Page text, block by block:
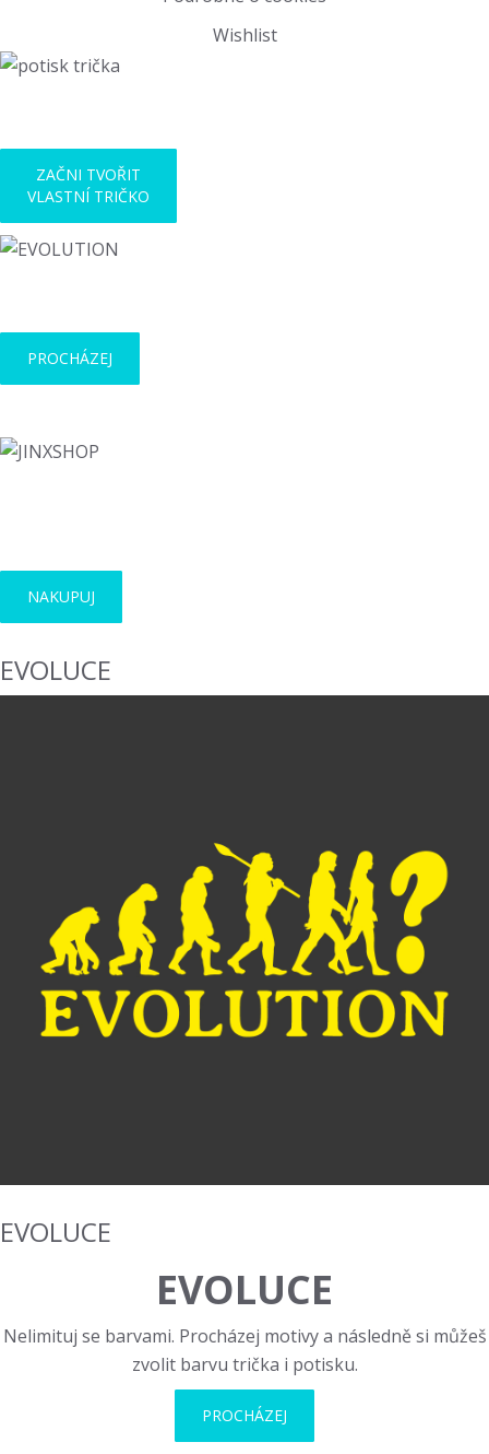
Wishlist
ZAČNI TVOŘIT
VLASTNÍ TRIČKO
PROCHÁZEJ
NAKUPUJ
EVOLUCE
EVOLUCE
EVOLUCE
Nelimituj se barvami. Procházej motivy a následně si můžeš
zvolit barvu trička i potisku.
PROCHÁZEJ